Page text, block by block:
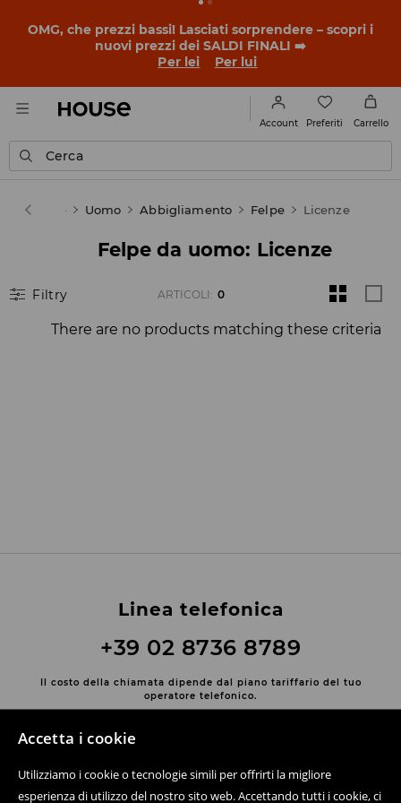
Accetta i cookie
Utilizziamo i cookie o tecnologie simili per offrirti la migliore
esperienza di utilizzo del nostro sito web. Accettando tutti i cookie, ci
OMG, che prezzi bassi! Lasciati sorprendere – scopri i
nuovi prezzi dei SALDI FINALI ➡️
Per lei
Per lui
Account Preferiti Carrello
Cerca
House Uomo Abbigliamento Felpe Licenze
Felpe da uomo: Licenze
Filtry ARTICOLI : 0
There are no products matching these criteria
Linea telefonica
+39 02 8736 8789
Il costo della chiamata dipende dal piano tariffario del tuo
operatore telefonico.
Scopri di più su House